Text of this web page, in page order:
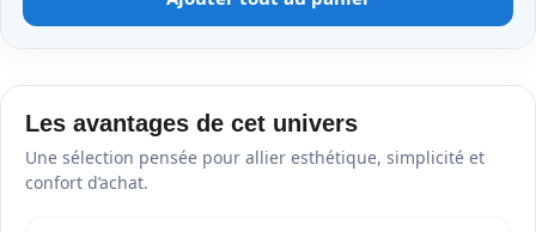
Les avantages de cet univers
Une sélection pensée pour allier esthétique, simplicité et
confort d’achat.